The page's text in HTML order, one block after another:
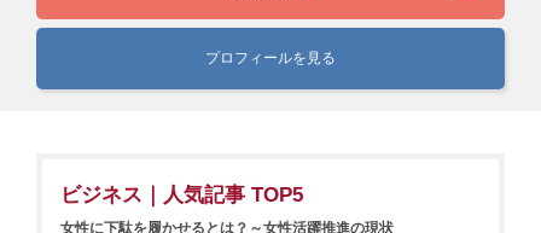
プロフィールを見る
ビジネス｜人気記事 TOP5
女性に下駄を履かせるとは？～女性活躍推進の現状